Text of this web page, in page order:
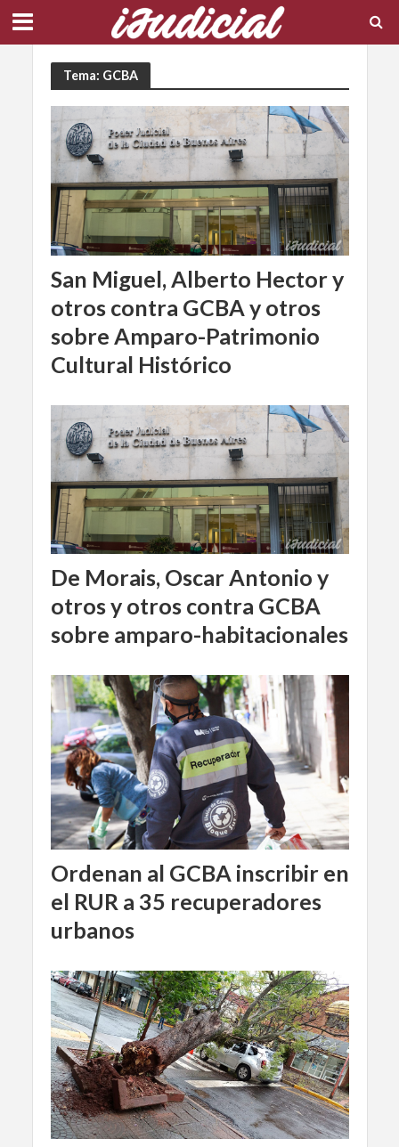
Tema: GCBA
San Miguel, Alberto Hector y
otros contra GCBA y otros
sobre Amparo-Patrimonio
Cultural Histórico
De Morais, Oscar Antonio y
otros y otros contra GCBA
sobre amparo-habitacionales
Ordenan al GCBA inscribir en
el RUR a 35 recuperadores
urbanos